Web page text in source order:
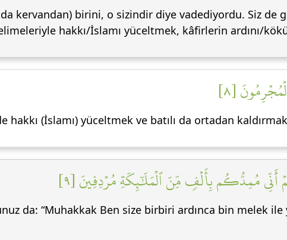
kervandan) birini, o sizindir diye vadediyordu. Siz de
hakkı/İslamı yüceltmek, kâfirlerin ardını/
[٨]
(İslamı) yüceltmek ve batılı da ortadan
مُمِدُّكُم بِأَلۡفٖ مِّنَ ٱلۡمَلَٰٓئِكَةِ مُرۡدِفِينَ [٩]
da: “Muhakkak Ben size birbiri ardınca bin melek ile